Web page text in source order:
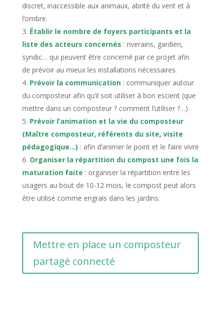
discret, inaccessible aux animaux, abrité du vent et à
l’ombre.
Établir le nombre de foyers participants et la
liste des acteurs concernés : riverains, gardien,
syndic… qui peuvent être concerné par ce projet afin
de prévoir au mieux les installations nécessaires.
Prévoir la communication: communiquer autour
du composteur afin qu’il soit utiliser à bon escient (que
mettre dans un composteur ? comment l’utiliser ?…)
Prévoir l’animation et la vie du composteur
(Maître composteur, référents du site, visite
pédagogique…) : afin d’animer le point et le faire vivre
Organiser la répartition du compost une fois la
maturation faite : organiser la répartition entre les
usagers au bout de 10-12 mois, le compost peut alors
être utilisé comme engrais dans les jardins.
Mettre en place un composteur
partagé connecté